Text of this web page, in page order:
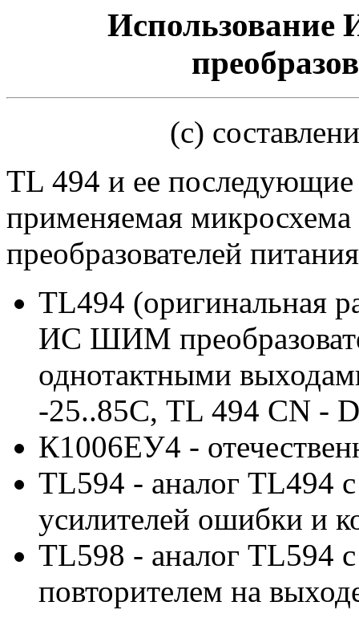
Использование
(c)
TL 494 и ее последующие
применяемая микросхема
преобразователей
TL494 (оригинальная
ИС ШИМ
однотактными
-25..85С, TL 494 CN -
К1006ЕУ4 -
TL594 - аналог TL494
усилителей ошибки и
TL598 - аналог TL594
повторителем на